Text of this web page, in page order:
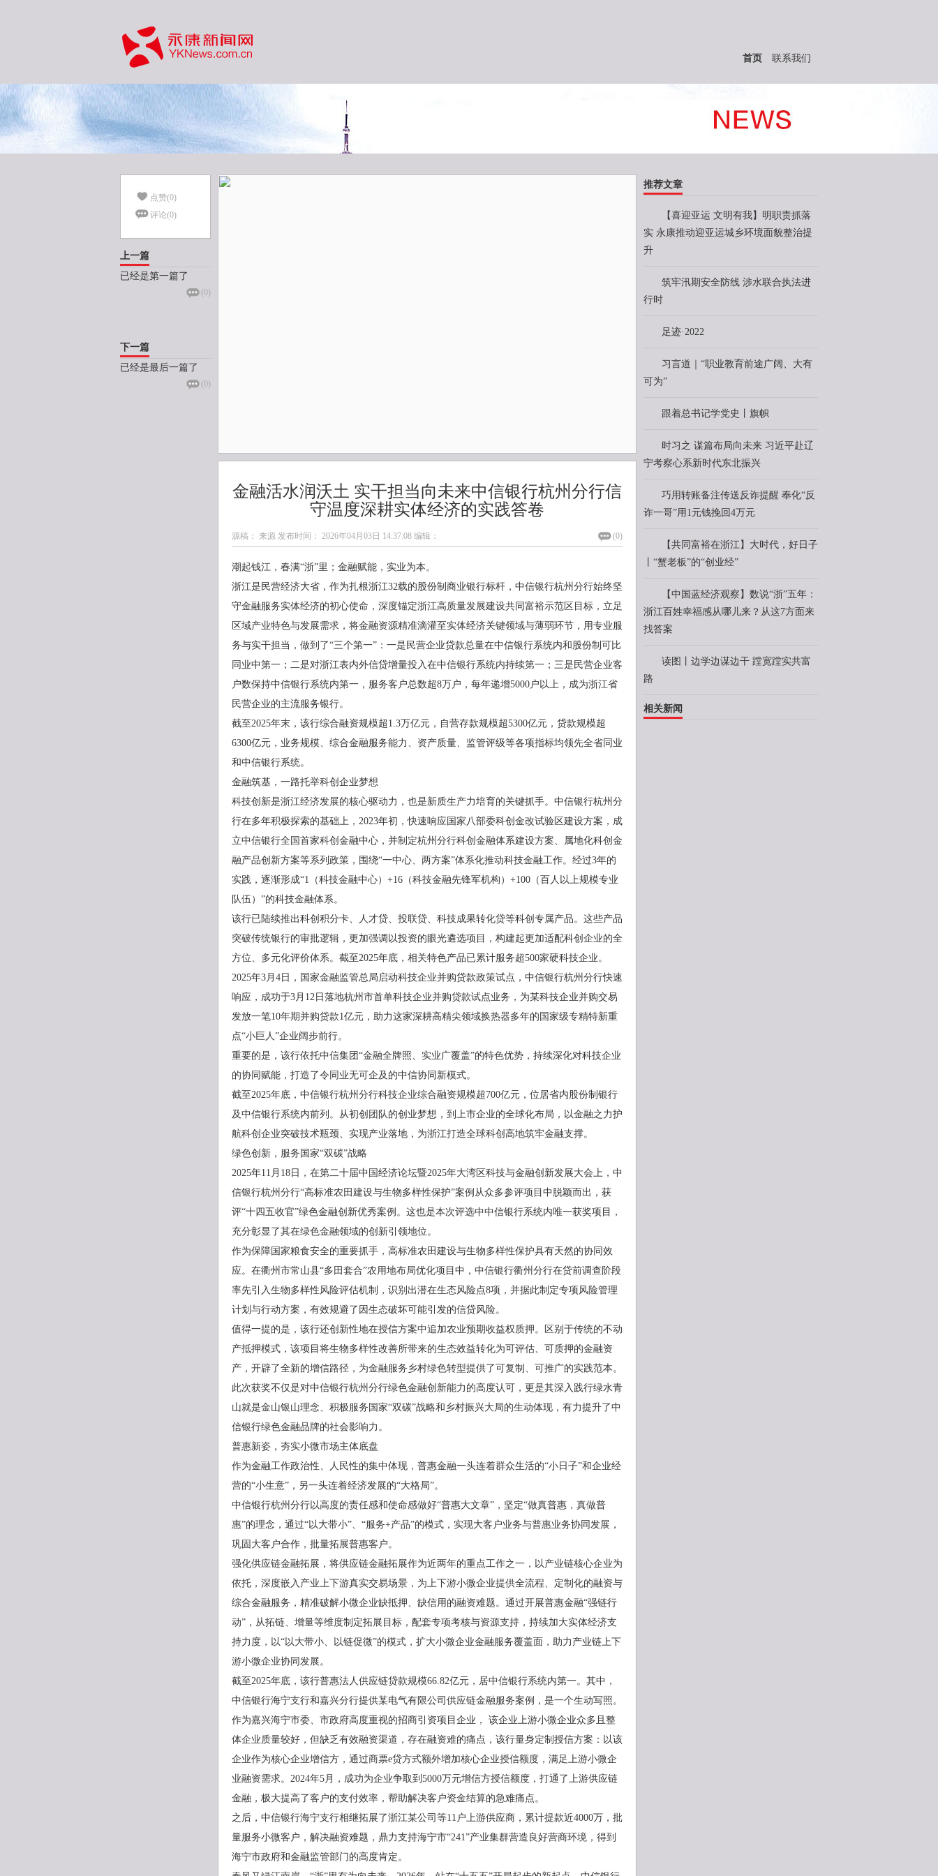
首页 联系我们
点赞(0)
评论(0)
上一篇
已经是第一篇了
(0)
下一篇
已经是最后一篇了
(0)
金融活水润沃土 实干担当向未来中信银行杭州分行信
守温度深耕实体经济的实践答卷
源稿： 来源 发布时间： 2026年04月03日 14:37:08 编辑： (0)
潮起钱江，春满“浙”里；金融赋能，实业为本。
浙江是民营经济大省，作为扎根浙江32载的股份制商业银行标杆，中信银行杭州分行始终坚
守金融服务实体经济的初心使命，深度锚定浙江高质量发展建设共同富裕示范区目标，立足
区域产业特色与发展需求，将金融资源精准滴灌至实体经济关键领域与薄弱环节，用专业服
务与实干担当，做到了“三个第一”：一是民营企业贷款总量在中信银行系统内和股份制可比
同业中第一；二是对浙江表内外信贷增量投入在中信银行系统内持续第一；三是民营企业客
户数保持中信银行系统内第一，服务客户总数超8万户，每年递增5000户以上，成为浙江省
民营企业的主流服务银行。
截至2025年末，该行综合融资规模超1.3万亿元，自营存款规模超5300亿元，贷款规模超
6300亿元，业务规模、综合金融服务能力、资产质量、监管评级等各项指标均领先全省同业
和中信银行系统。
金融筑基，一路托举科创企业梦想
科技创新是浙江经济发展的核心驱动力，也是新质生产力培育的关键抓手。中信银行杭州分
行在多年积极探索的基础上，2023年初，快速响应国家八部委科创金改试验区建设方案，成
立中信银行全国首家科创金融中心，并制定杭州分行科创金融体系建设方案、属地化科创金
融产品创新方案等系列政策，围绕“一中心、两方案”体系化推动科技金融工作。经过3年的
实践，逐渐形成“1（科技金融中心）+16（科技金融先锋军机构）+100（百人以上规模专业
队伍）”的科技金融体系。
该行已陆续推出科创积分卡、人才贷、投联贷、科技成果转化贷等科创专属产品。这些产品
突破传统银行的审批逻辑，更加强调以投资的眼光遴选项目，构建起更加适配科创企业的全
方位、多元化评价体系。截至2025年底，相关特色产品已累计服务超500家硬科技企业。
2025年3月4日，国家金融监管总局启动科技企业并购贷款政策试点，中信银行杭州分行快速
响应，成功于3月12日落地杭州市首单科技企业并购贷款试点业务，为某科技企业并购交易
发放一笔10年期并购贷款1亿元，助力这家深耕高精尖领域换热器多年的国家级专精特新重
点“小巨人”企业阔步前行。
重要的是，该行依托中信集团“金融全牌照、实业广覆盖”的特色优势，持续深化对科技企业
的协同赋能，打造了令同业无可企及的中信协同新模式。
截至2025年底，中信银行杭州分行科技企业综合融资规模超700亿元，位居省内股份制银行
及中信银行系统内前列。从初创团队的创业梦想，到上市企业的全球化布局，以金融之力护
航科创企业突破技术瓶颈、实现产业落地，为浙江打造全球科创高地筑牢金融支撑。
绿色创新，服务国家“双碳”战略
2025年11月18日，在第二十届中国经济论坛暨2025年大湾区科技与金融创新发展大会上，中
信银行杭州分行“高标准农田建设与生物多样性保护”案例从众多参评项目中脱颖而出，获
评“十四五收官”绿色金融创新优秀案例。这也是本次评选中中信银行系统内唯一获奖项目，
充分彰显了其在绿色金融领域的创新引领地位。
作为保障国家粮食安全的重要抓手，高标准农田建设与生物多样性保护具有天然的协同效
应。在衢州市常山县“多田套合”农用地布局优化项目中，中信银行衢州分行在贷前调查阶段
率先引入生物多样性风险评估机制，识别出潜在生态风险点8项，并据此制定专项风险管理
计划与行动方案，有效规避了因生态破坏可能引发的信贷风险。
值得一提的是，该行还创新性地在授信方案中追加农业预期收益权质押。区别于传统的不动
产抵押模式，该项目将生物多样性改善所带来的生态效益转化为可评估、可质押的金融资
产，开辟了全新的增信路径，为金融服务乡村绿色转型提供了可复制、可推广的实践范本。
此次获奖不仅是对中信银行杭州分行绿色金融创新能力的高度认可，更是其深入践行绿水青
山就是金山银山理念、积极服务国家“双碳”战略和乡村振兴大局的生动体现，有力提升了中
信银行绿色金融品牌的社会影响力。
普惠新姿，夯实小微市场主体底盘
作为金融工作政治性、人民性的集中体现，普惠金融一头连着群众生活的“小日子”和企业经
营的“小生意”，另一头连着经济发展的“大格局”。
中信银行杭州分行以高度的责任感和使命感做好“普惠大文章”，坚定“做真普惠，真做普
惠”的理念，通过“以大带小”、“服务+产品”的模式，实现大客户业务与普惠业务协同发展，
巩固大客户合作，批量拓展普惠客户。
强化供应链金融拓展，将供应链金融拓展作为近两年的重点工作之一，以产业链核心企业为
依托，深度嵌入产业上下游真实交易场景，为上下游小微企业提供全流程、定制化的融资与
综合金融服务，精准破解小微企业缺抵押、缺信用的融资难题。通过开展普惠金融“强链行
动”，从拓链、增量等维度制定拓展目标，配套专项考核与资源支持，持续加大实体经济支
持力度，以“以大带小、以链促微”的模式，扩大小微企业金融服务覆盖面，助力产业链上下
游小微企业协同发展。
截至2025年底，该行普惠法人供应链贷款规模66.82亿元，居中信银行系统内第一。其中，
中信银行海宁支行和嘉兴分行提供某电气有限公司供应链金融服务案例，是一个生动写照。
作为嘉兴海宁市委、市政府高度重视的招商引资项目企业， 该企业上游小微企业众多且整
体企业质量较好，但缺乏有效融资渠道，存在融资难的痛点，该行量身定制授信方案：以该
企业作为核心企业增信方，通过商票e贷方式额外增加核心企业授信额度，满足上游小微企
业融资需求。2024年5月，成功为企业争取到5000万元增信方授信额度，打通了上游供应链
金融，极大提高了客户的支付效率，帮助解决客户资金结算的急难痛点。
之后，中信银行海宁支行相继拓展了浙江某公司等11户上游供应商，累计提款近4000万，批
量服务小微客户，解决融资难题，鼎力支持海宁市“241”产业集群营造良好营商环境，得到
海宁市政府和金融监管部门的高度肯定。
推荐文章
【喜迎亚运 文明有我】明职责抓落
实 永康推动迎亚运城乡环境面貌整治提
升
筑牢汛期安全防线 涉水联合执法进
行时
足迹·2022
习言道｜“职业教育前途广阔、大有
可为”
跟着总书记学党史丨旗帜
时习之 谋篇布局向未来 习近平赴辽
宁考察心系新时代东北振兴
巧用转账备注传送反诈提醒 奉化“反
诈一哥”用1元钱挽回4万元
【共同富裕在浙江】大时代，好日子
丨“蟹老板”的“创业经”
【中国蓝经济观察】数说“浙”五年：
浙江百姓幸福感从哪儿来？从这7方面来
找答案
读图丨边学边谋边干 蹚宽蹚实共富
路
相关新闻